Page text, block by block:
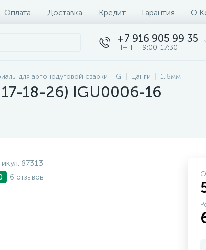
Оплата Доставка Кредит Гарантия О
+7 916 905 99 35
ПН-ПТ 9:00-17:30
для аргонодуговой сварки TIG Цанги 1,6мм
18-26) IGU0006-16
87313
6 отзывов